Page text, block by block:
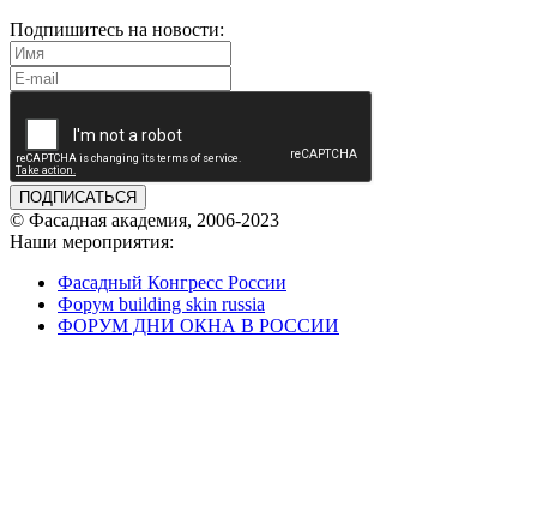
Подпишитесь на новости:
ПОДПИСАТЬСЯ
© Фасадная академия, 2006-2023
Наши мероприятия:
Фасадный Конгресс России
Форум building skin russia
ФОРУМ ДНИ ОКНА В РОССИИ